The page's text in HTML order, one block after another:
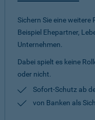
Sichern Sie eine
Beispiel Ehepartner,
Unternehmen.
Dabei spielt es keine
oder nicht.
Sofort-Schutz ab
von Banken als